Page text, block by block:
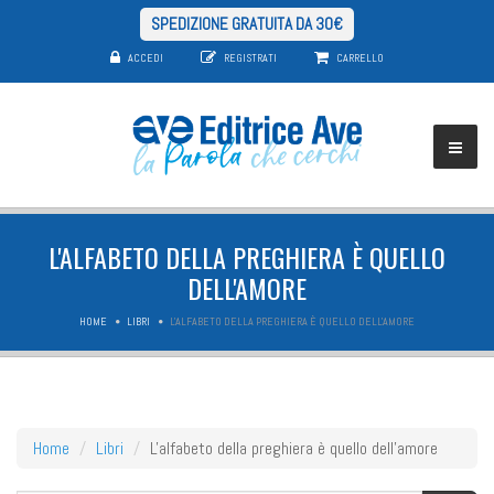
SPEDIZIONE GRATUITA DA 30€
ACCEDI REGISTRATI CARRELLO
L'ALFABETO DELLA PREGHIERA È QUELLO
DELL'AMORE
HOME LIBRI L'ALFABETO DELLA PREGHIERA È QUELLO DELL'AMORE
Home Libri L'alfabeto della preghiera è quello dell'amore